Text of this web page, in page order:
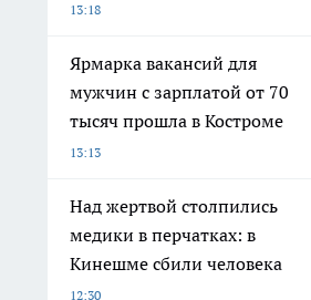
13:18
Ярмарка вакансий для
мужчин с зарплатой от 70
тысяч прошла в Костроме
13:13
Над жертвой столпились
медики в перчатках: в
Кинешме сбили человека
12:30